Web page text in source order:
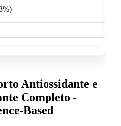
Antiossidante e
Completo -
Based